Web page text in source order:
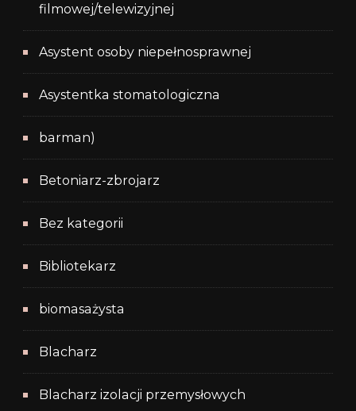
filmowej/telewizyjnej
Asystent osoby niepełnosprawnej
Asystentka stomatologiczna
barman)
Betoniarz-zbrojarz
Bez kategorii
Bibliotekarz
biomasażysta
Blacharz
Blacharz izolacji przemysłowych